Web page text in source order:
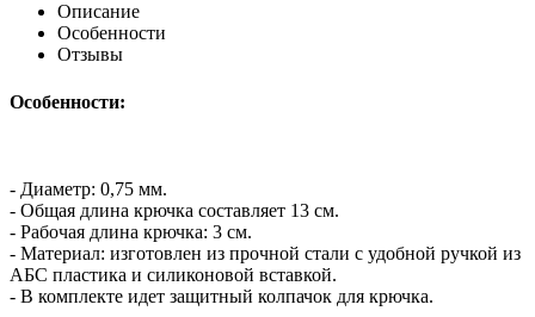
Описание
Особенности
Отзывы
Особенности:
- Диаметр: 0,75 мм.
- Общая длина крючка составляет 13 см.
- Рабочая длина крючка: 3 см.
- Материал: изготовлен из прочной стали с удобной ручкой из
АБС пластика и силиконовой вставкой.
- В комплекте идет защитный колпачок для крючка.